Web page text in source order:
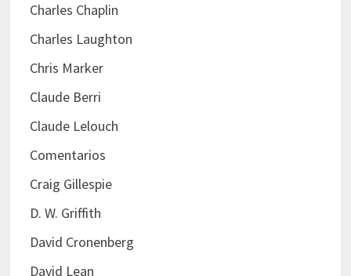
Charles Chaplin
Charles Laughton
Chris Marker
Claude Berri
Claude Lelouch
Comentarios
Craig Gillespie
D. W. Griffith
David Cronenberg
David Lean